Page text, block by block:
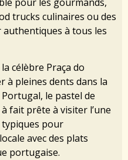
trucks culinaires ou des
à tous les
célèbre Praça do
à pleines dents dans la
le pastel de
fait prête à visiter l’une
typiques pour
avec des plats
portugaise.